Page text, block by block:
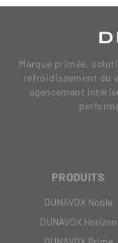
Marque primée,
refroidissement du
agencement
PRODUITS
DUNAVOX Noble
DUNAVOX Horizon